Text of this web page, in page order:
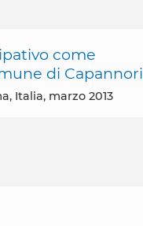
come
di Capannori
Italia, marzo 2013